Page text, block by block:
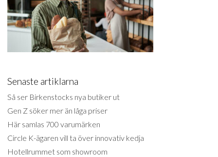
Senaste artiklarna
Så ser Birkenstocks nya butiker ut
Gen Z söker mer än låga priser
Här samlas 700 varumärken
Circle K-ägaren vill ta över innovativ kedja
Hotellrummet som showroom